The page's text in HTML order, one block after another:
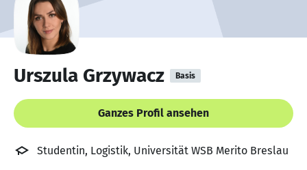
Urszula Grzywacz Basis
Ganzes Profil ansehen
Studentin, Logistik, Universität WSB Merito Breslau